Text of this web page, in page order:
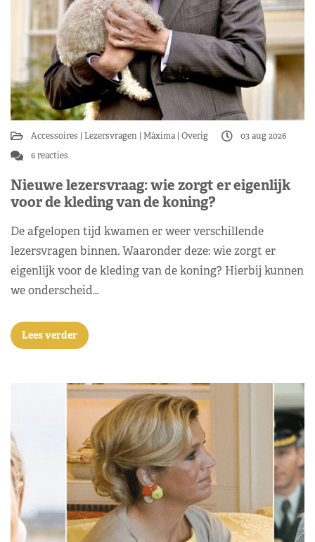
Accessoires Lezersvragen Máxima Overig
03 aug 2026
6 reacties
Nieuwe lezersvraag: wie zorgt er eigenlijk
voor de kleding van de koning?
De afgelopen tijd kwamen er weer verschillende
lezersvragen binnen. Waaronder deze: wie zorgt er
eigenlijk voor de kleding van de koning? Hierbij kunnen
we onderscheid…
Lees verder